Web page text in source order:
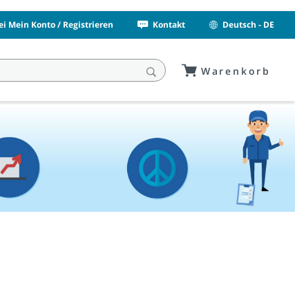
Mein Konto / Registrieren Kontakt Deutsch - DE
Warenkorb